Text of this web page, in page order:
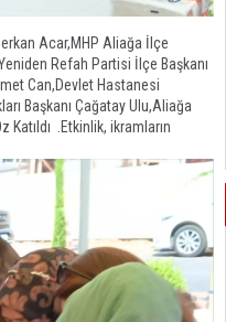
Acar,MHP Aliağa İlçe
Refah Partisi İlçe Başkanı
Can,​Devlet Hastanesi
Başkanı Çağatay Ulu,​Aliağa
Katıldı .Etkinlik, ikramların